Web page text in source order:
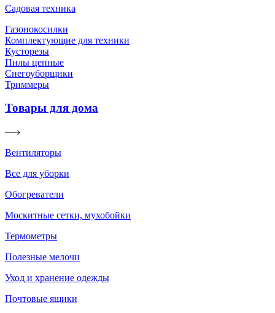
Садовая техника
Газонокосилки
Комплектующие для техники
Кусторезы
Пилы цепные
Снегоуборщики
Триммеры
Товары для дома
Вентиляторы
Все для уборки
Обогреватели
Москитные сетки, мухобойки
Термометры
Полезные мелочи
Уход и хранение одежды
Почтовые ящики